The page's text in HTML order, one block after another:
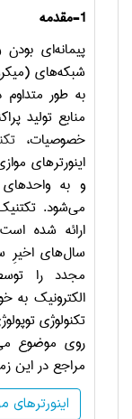
1- مقدمه
پیمانه‌ای
شبکه‌های
به طور
منابع تولید
خصوصیات،
اینورترهای
و به
ارائه شده
سال‌های اخیرِ
مجدد را
الکترونیک به
تکنولوژی
روی موضوع
مراجع در این
اینورترهای